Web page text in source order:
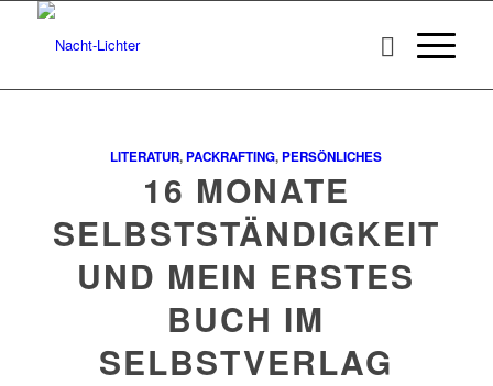
LITERATUR,PACKRAFTING,PERSÖNLICHES
16 MONATE
SELBSTSTÄNDIGKEIT
UND MEIN ERSTES
BUCH IM
SELBSTVERLAG